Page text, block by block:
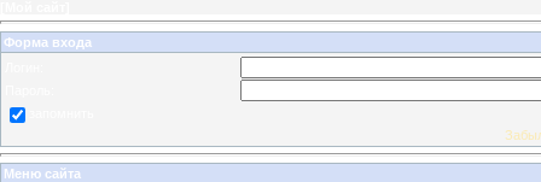
Форма входа
Меню сайта